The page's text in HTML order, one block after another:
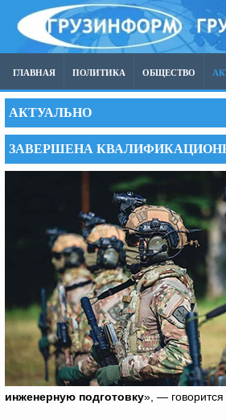
ГЛАВНАЯ ПОЛИТИКА ОБЩЕСТВО
АКТУАЛЬНО
ЗАВЕРШЕНА
инженерную подготовку», —